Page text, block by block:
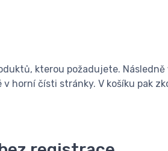
kterou požadujete.
v horní čísti stránky. V košíku pak